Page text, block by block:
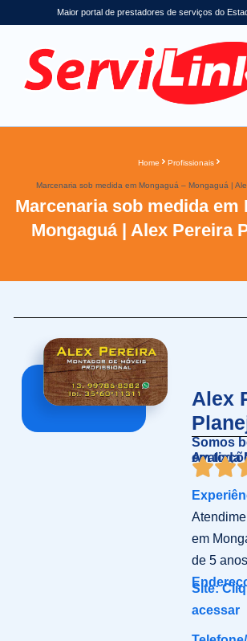
Maior portal de prestadores de serviços do
Home Profissionais
Marcenaria sob medida em Mongaguá – Mongaguá |
Marcenaria sob medida em
Mongaguá | Alex Pereira
Alex
Somos
em toda
em
de 5 anos
Site:
acessar